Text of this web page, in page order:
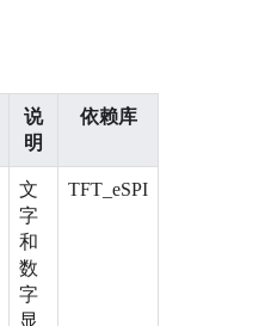
说
明
依赖库
文
字
和
数
字
显
TFT_eSPI